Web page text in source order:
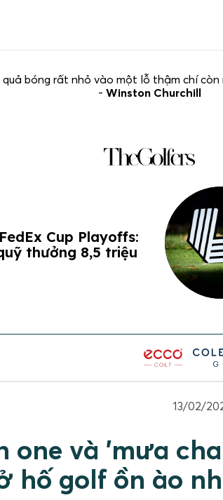
bóng rất nhỏ vào một lỗ thậm chí
- Winston Churchill
Cup Playoffs:
thưởng 8,5 triệu
13/02/
one và 'mưa
hố golf ồn ào